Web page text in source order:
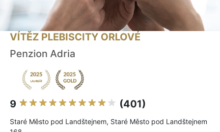
VÍTĚZ PLEBISCITY ORLOVÉ
Penzion Adria
9 (401)
Staré Město pod Landštejnem, Staré Město pod Landštejnem